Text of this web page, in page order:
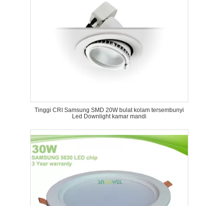
Tinggi CRI Samsung SMD 20W bulat kolam tersembunyi
Led Downlight kamar mandi